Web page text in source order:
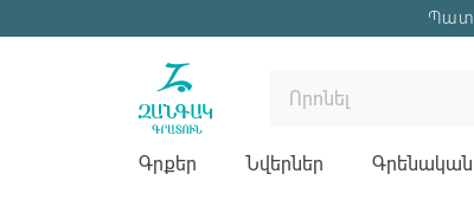
Գրքեր Նվերներ Գրենական